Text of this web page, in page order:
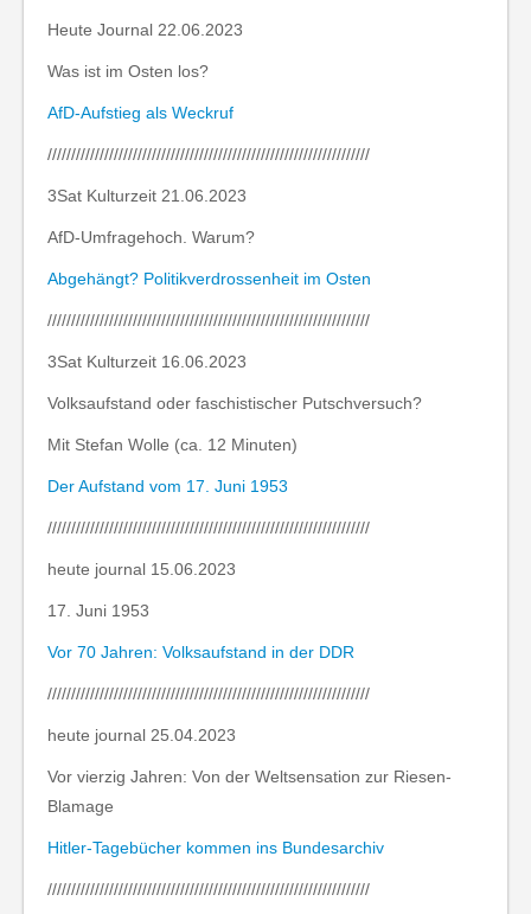
Heute Journal 22.06.2023
Was ist im Osten los?
AfD-Aufstieg als Weckruf
////////////////////////////////////////////////////////////////////
3Sat Kulturzeit 21.06.2023
AfD-Umfragehoch. Warum?
Abgehängt? Politikverdrossenheit im Osten
////////////////////////////////////////////////////////////////////
3Sat Kulturzeit 16.06.2023
Volksaufstand oder faschistischer Putschversuch?
Mit Stefan Wolle (ca. 12 Minuten)
Der Aufstand vom 17. Juni 1953
////////////////////////////////////////////////////////////////////
heute journal 15.06.2023
17. Juni 1953
Vor 70 Jahren: Volksaufstand in der DDR
////////////////////////////////////////////////////////////////////
heute journal 25.04.2023
Vor vierzig Jahren: Von der Weltsensation zur Riesen-
Blamage
Hitler-Tagebücher kommen ins Bundesarchiv
////////////////////////////////////////////////////////////////////